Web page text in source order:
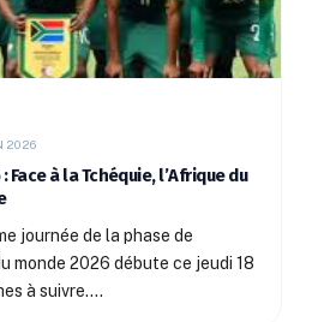
2026
Face à la Tchéquie, l’Afrique du
journée de la phase de
monde 2026 débute ce jeudi 18
à suivre.…